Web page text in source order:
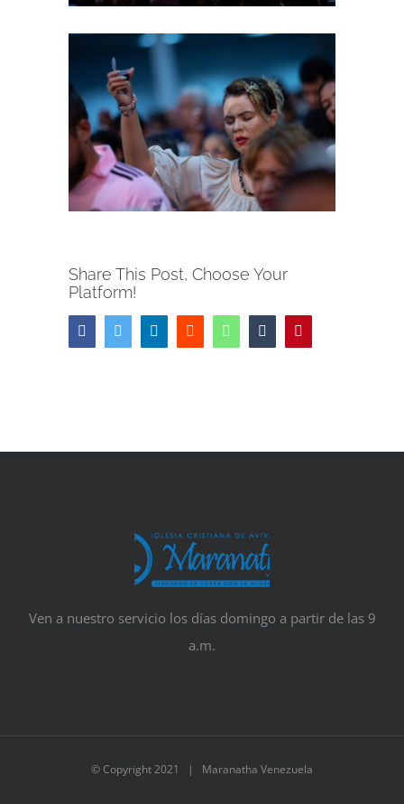
Share This Post, Choose Your
Platform!
FacebookTwitter LinkedInReddit WhatsappTumblr
Ven a nuestro servicio los días domingo a partir de las 9
a.m.
© Copyright 2021 | Maranatha Venezuela